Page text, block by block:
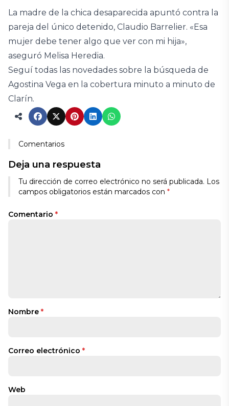
La madre de la chica desaparecida apuntó contra la
pareja del único detenido, Claudio Barrelier. «Esa
mujer debe tener algo que ver con mi hija»,
aseguró Melisa Heredia.
Seguí todas las novedades sobre la búsqueda de
Agostina Vega en la cobertura minuto a minuto de
Clarín.
Comentarios
Deja una respuesta
Tu dirección de correo electrónico no será publicada. Los
campos obligatorios están marcados con *
Comentario *
Nombre *
Correo electrónico *
Web